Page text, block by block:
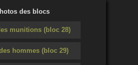
des blocs
munitions (bloc 28)
hommes (bloc 29)